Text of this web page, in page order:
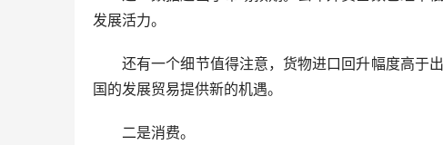
发展活力。
还有一个细节值得注意，货物进口回升幅度高于
国的发展贸易提供新的机遇。
二是消费。